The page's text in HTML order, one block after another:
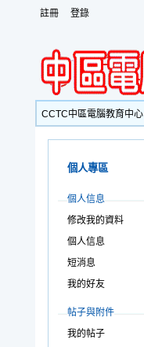
註冊 登錄
CCTC中區電腦教育中心
個人專區
個人信息
修改我的資料
個人信息
短消息
我的好友
帖子與附件
我的帖子